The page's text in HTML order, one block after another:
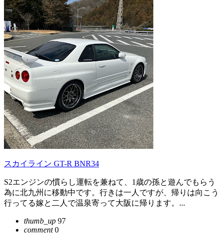
スカイライン GT-R BNR34
S2エンジンの慣らし運転を兼ねて、1歳の孫と遊んでもらう
為に北九州に移動中です。行きは一人ですが、帰りは向こう
行ってる嫁と二人で温泉寄って大阪に帰ります。...
thumb_up 97
comment0